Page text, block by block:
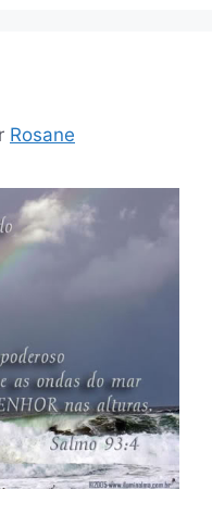
Rosane